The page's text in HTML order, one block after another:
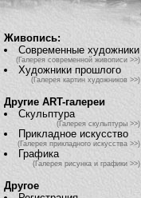
Живопись:
Современные художники
(Галерея современной живописи >>)
Художники прошлого
(Галерея картин художников >>)
Другие ART-галереи
Скульптура
(Галерея скульптуры >>)
Прикладное искусство
(Галерея прикладного искусства >>)
Графика
(Галерея рисунка и графики >>)
Другое